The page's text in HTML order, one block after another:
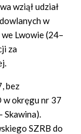
wziął udział
w
Lwowie (24–
za
bez
w okręgu nr 37
Skawina).
SZRB do